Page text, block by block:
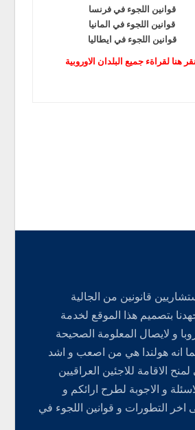
قوانين اللجوء في فرنسا
قوانين اللجوء في المانيا
قوانين اللجوء في ايطاليا
انقر هنا لقراةء جميع البلدان الاوروبية
قانونين من الجالية
بتصميم هذا الموقع لخدمة
و لايصال المعلومة الصحيحة
انه هولندا هي من اصعب و اشد
الاقامة للاجئين العراقيين
و الاجوبة لطرح ارائكم و
اخر التطورات و قوانين اللجوء في